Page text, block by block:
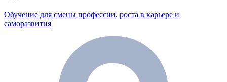
Обучение для смены профессии, роста в карьере и
саморазвития